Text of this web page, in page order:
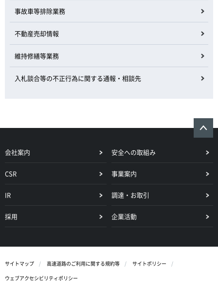
事故車等排除業務
不動産売却情報
維持修繕等業務
入札談合等の不正行為に関する通報・相談先
会社案内 安全への取組み
CSR 事業案内
IR 調達・お取引
採用 企業活動
サイトマップ 高速道路のご利用に関する規約等
サイトポリシー
ウェブアクセシビリティポリシー